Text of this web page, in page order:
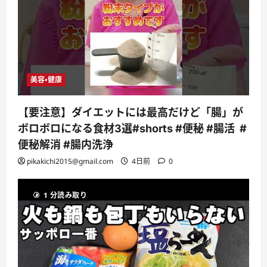
美容・健康
【要注意】ダイエットには最高だけど「腸」が
ボロボロになる食材3選#shorts #便秘 #腸活 #
便秘解消 #腸内洗浄
pikakichi2015@gmail.com 4日前 0
1 分読み取り